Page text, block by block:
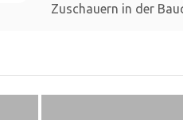
Zuschauern in der